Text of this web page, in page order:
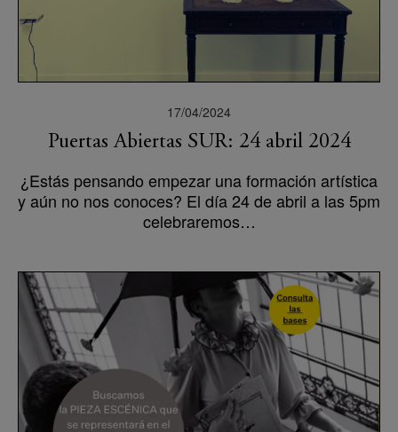
17/04/2024
Puertas Abiertas SUR: 24 abril 2024
¿Estás pensando empezar una formación artística
y aún no nos conoces? El día 24 de abril a las 5pm
celebraremos…